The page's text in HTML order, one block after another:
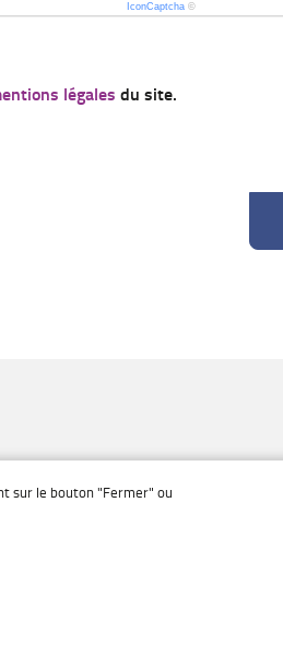
sur le bouton "Fermer" ou
IconCaptcha ©
légales du site.